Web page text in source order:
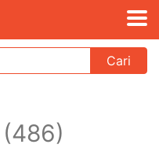
Cari
(486)